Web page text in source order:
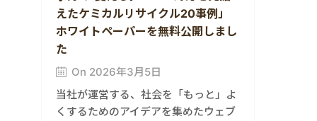
えたケミカルリサイクル20事例」
ホワイトペーパーを無料公開しまし
た
On 2026年3月5日
当社が運営する、社会を「もっと」よ
くするためのアイデアを集めたウェブ